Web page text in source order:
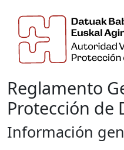
Reglamento
Protección de
Información